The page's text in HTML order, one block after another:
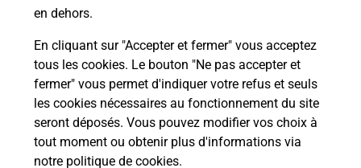
en dehors.
En cliquant sur "Accepter et fermer" vous acceptez
tous les cookies. Le bouton "Ne pas accepter et
fermer" vous permet d'indiquer votre refus et seuls
les cookies nécessaires au fonctionnement du site
seront déposés. Vous pouvez modifier vos choix à
tout moment ou obtenir plus d'informations via
notre politique de cookies.
MONTBERT
CONSIGNE PARC ACTIVITE MONTBERT